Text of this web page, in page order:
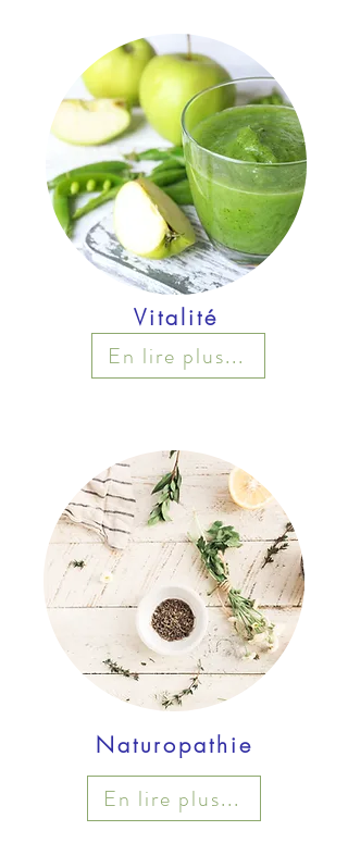
Vitalité
En lire plus...
Naturopathie
En lire plus...